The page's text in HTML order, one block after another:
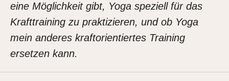
eine Möglichkeit gibt, Yoga speziell für das
Krafttraining zu praktizieren, und ob Yoga
mein anderes kraftorientiertes Training
ersetzen kann.